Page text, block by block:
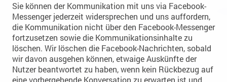
Sie können der Kommunikation mit uns via Facebook-
Messenger jederzeit widersprechen und uns auffordern,
die Kommunikation nicht über den Facebook-Messenger
fortzusetzen sowie die Kommunikationsinhalte zu
löschen. Wir löschen die Facebook-Nachrichten, sobald
wir davon ausgehen können, etwaige Auskünfte der
Nutzer beantwortet zu haben, wenn kein Rückbezug auf
eine vorhergehende Konversation zu erwarten ist und